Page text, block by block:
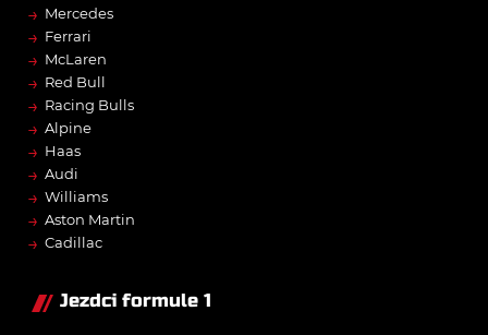
→ Mercedes
→ Ferrari
→ McLaren
→ Red Bull
→ Racing Bulls
→ Alpine
→ Haas
→ Audi
→ Williams
→ Aston Martin
→ Cadillac
Jezdci formule 1